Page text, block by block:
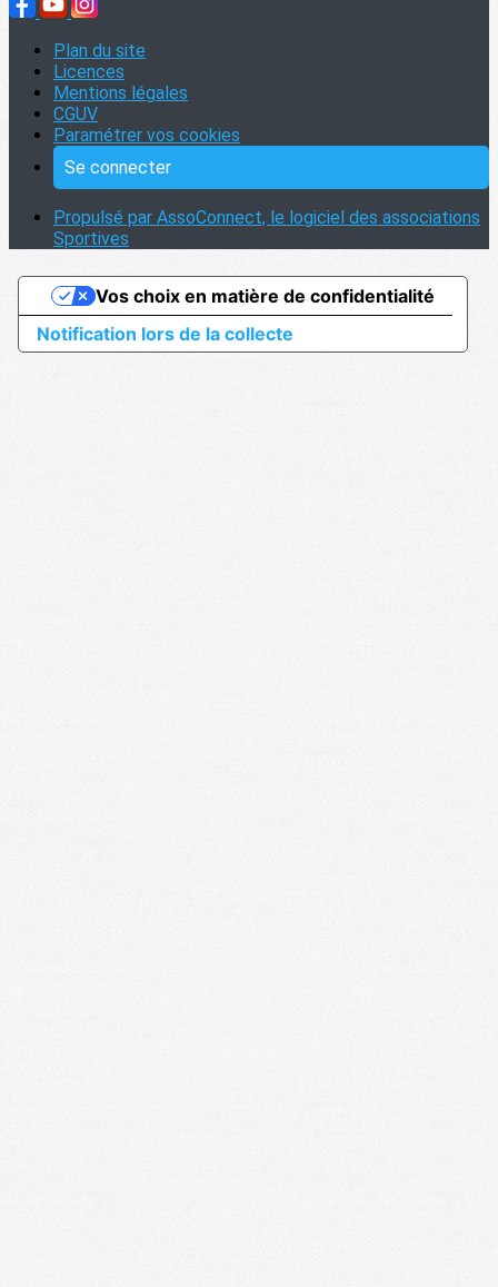
Plan du site
Licences
Mentions légales
CGUV
Paramétrer vos cookies
Se connecter
Propulsé par AssoConnect, le logiciel des associations
Sportives
Notification lors de la collecte
Vos choix en matière de confidentialité